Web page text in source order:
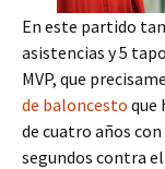
En este partido
asistencias y 5
MVP, que
de baloncesto que
de cuatro años
segundos contra